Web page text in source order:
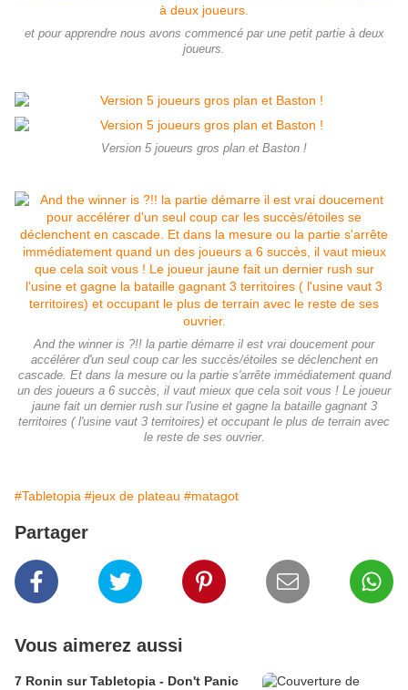
et pour apprendre nous avons commencé par une petit partie à deux
joueurs.
Version 5 joueurs gros plan et Baston !
And the winner is ?!! la partie démarre il est vrai doucement pour
accélérer d'un seul coup car les succès/étoiles se déclenchent en
cascade. Et dans la mesure ou la partie s'arrête immédiatement quand
un des joueurs a 6 succès, il vaut mieux que cela soit vous ! Le joueur
jaune fait un dernier rush sur l'usine et gagne la bataille gagnant 3
territoires ( l'usine vaut 3 territoires) et occupant le plus de terrain avec
le reste de ses ouvrier.
#Tabletopia #jeux de plateau #matagot
Partager
Vous aimerez aussi
7 Ronin sur Tabletopia - Don't Panic